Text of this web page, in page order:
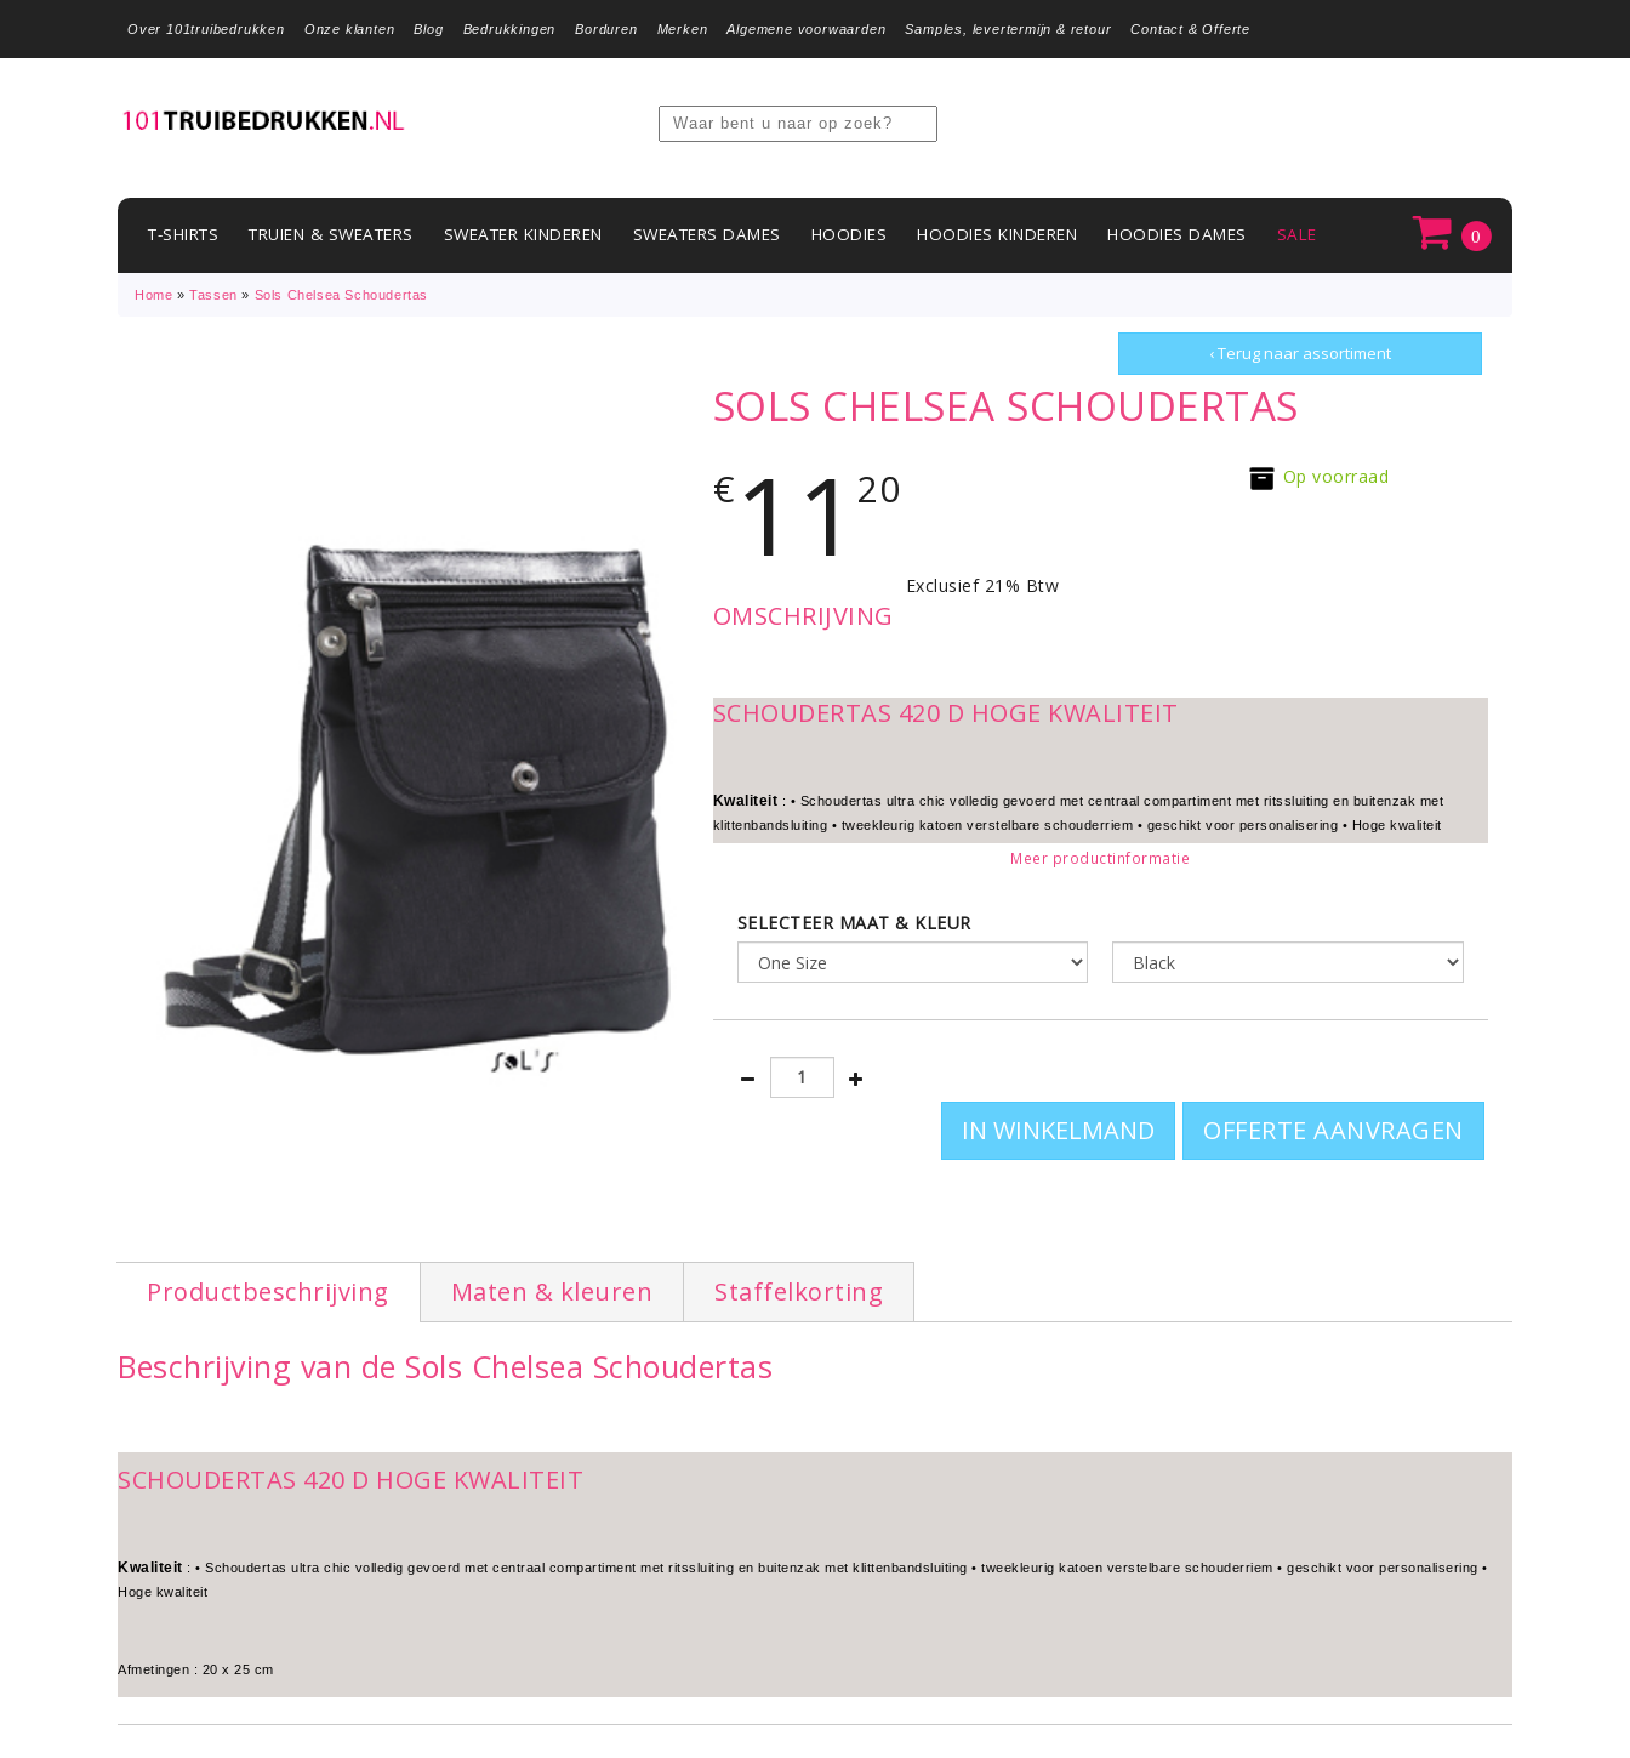
Over 101truibedrukken Onze klanten Blog Bedrukkingen Borduren Merken Algemene voorwaarden Samples, levertermijn & retour Contact & Offerte
T-SHIRTS TRUIEN & SWEATERS SWEATER KINDEREN SWEATERS DAMES HOODIES HOODIES KINDEREN HOODIES DAMES SALE 0
Home »Tassen » Sols Chelsea Schoudertas
‹ Terug naar assortiment
SOLS CHELSEA SCHOUDERTAS
€ 11 20
Exclusief 21% Btw
Op voorraad
OMSCHRIJVING
SCHOUDERTAS 420 D HOGE KWALITEIT
Kwaliteit : • Schoudertas ultra chic volledig gevoerd met centraal compartiment met ritssluiting en buitenzak met
klittenbandsluiting • tweekleurig katoen verstelbare schouderriem • geschikt voor personalisering • Hoge kwaliteit
Meer productinformatie
SELECTEER MAAT & KLEUR
OFFERTE AANVRAGEN
Productbeschrijving Maten & kleuren Staffelkorting
Beschrijving van de Sols Chelsea Schoudertas
SCHOUDERTAS 420 D HOGE KWALITEIT
Kwaliteit : • Schoudertas ultra chic volledig gevoerd met centraal compartiment met ritssluiting en buitenzak met klittenbandsluiting • tweekleurig katoen verstelbare schouderriem • geschikt voor personalisering •
Hoge kwaliteit
Afmetingen : 20 x 25 cm